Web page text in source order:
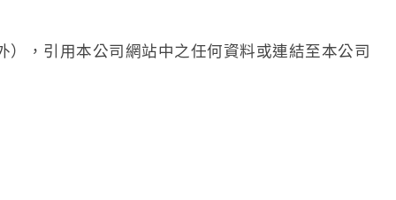
，引用本公司網站中之任何資料或連結至本公司